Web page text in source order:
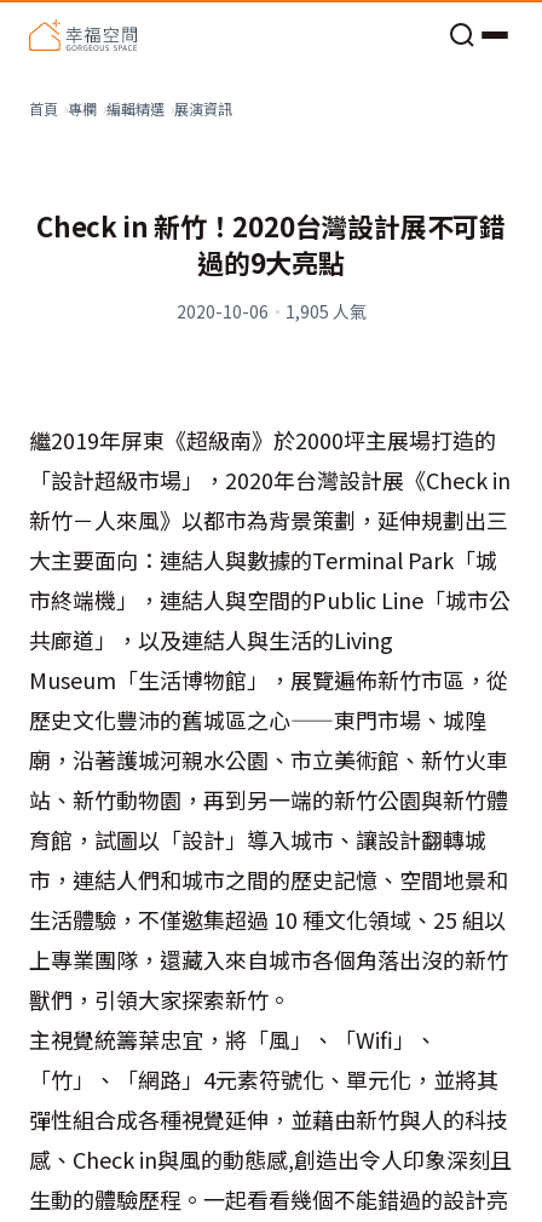
首頁 專欄 編輯精選 展演資訊
Check in 新竹！2020台灣設計展不可錯
過的9大亮點
2020-10-06 · 1,905 人氣
繼2019年屏東《超級南》於2000坪主展場打造的
「設計超級市場」， 2020年台灣設計展《Check in
新竹－人來風》以都市為背景策劃，延伸規劃出三
大主要面向：連結人與數據的Terminal Park 「城
市終端機」，連結人與空間的Public Line 「城市公
共廊道」，以及連結人與生活的Living
Museum 「生活博物館」，展覽遍佈新竹市區，從
歷史文化豐沛的舊城區之心——東門市場、城隍
廟，沿著護城河親水公園、市立美術館、新竹火車
站、新竹動物園，再到另一端的新竹公園與新竹體
育館，試圖以「設計」導入城市、讓設計翻轉城
市，連結人們和城市之間的歷史記憶、空間地景和
生活體驗，不僅邀集超過 10種文化領域、 25組以
上專業團隊，還藏入來自城市各個角落出沒的新竹
獸們，引領大家探索新竹。
主視覺統籌葉忠宜，將「風」、「Wifi 」、
「竹」、「網路」 4元素符號化、單元化，並將其
彈性組合成各種視覺延伸，並藉由新竹與人的科技
感、 Check in與風的動態感,創造出令人印象深刻且
生動的體驗歷程。一起看看幾個不能錯過的設計亮